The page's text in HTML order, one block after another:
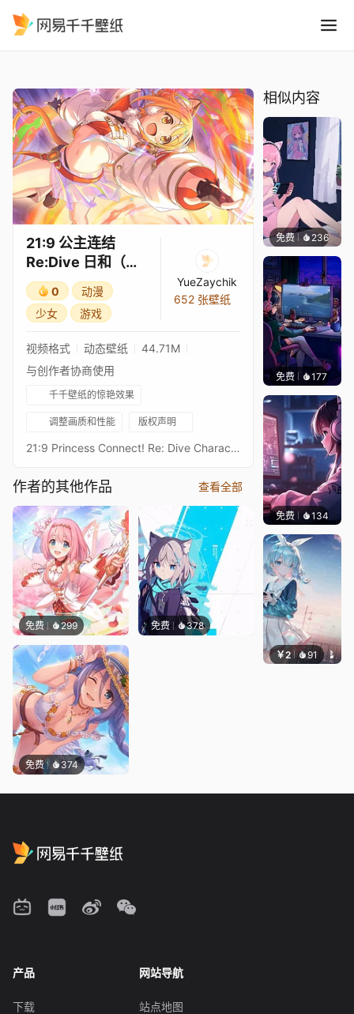
21:9 公主连结
Re:Dive 日和（星
幽）3★
0
动漫
少女
游戏
YueZaychik
652 张壁纸
视频格式 动态壁纸
44.71M
与创作者协商使用
千千壁纸的惊艳效果
调整画质和性能 版权声明
21:9 Princess Connect! Re: Dive Character Live Wallpaperプリンセスコネクトリダイブ超异域公主连结！Re: DiveResolution: 21:9 3440*1440Overall Bit Rate: ≈40Mb/s ± 3Mb/s3★日和 星幽3★ヒヨリ（アストラル） - HiyoriAfter Waifu2x upscaling + FFmpeg frame processing16:9 3584 x 2016 Resolution：https://steamcommunity.com/sharedfiles/filedetails/?id=3177164938Princess Connect! Re: Dive 16:9 Collections：https://steamcommunity.com/sharedfiles/filedetails/?id=2134024999Princess Connect! Re: Dive 21:9 Collections：https://steamcommunity.com/sharedfiles/filedetails/?id=2137377323
作者的其他作品 查看全部
免费 299 免费 378
免费 374
相似内容
免费 236好看
免费 177
免费 134
￥2 91 豆子
产品
下载
网站导航
站点地图